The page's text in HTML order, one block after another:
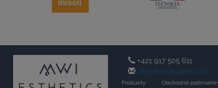
+421 917 505 611
objednavky@mwi.sk
Produkty
Obchodné